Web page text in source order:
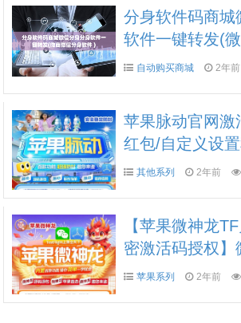
分身软件码商城
软件一键转发(
件 )自动购买商城 2年前
苹果脉动官网激
红包/自定义设
主题/数+款主题
其他系列 2年前
【苹果微神龙
密激活码授权】
码激活码 一键群
苹果系列 2年前